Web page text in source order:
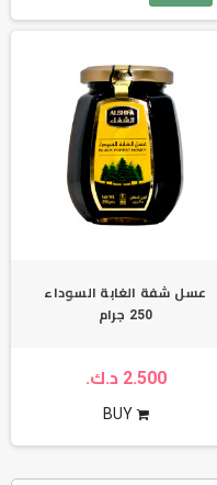
عسل شفة الغابة السوداء
250 جرام
2.500 د.ك.
BUY